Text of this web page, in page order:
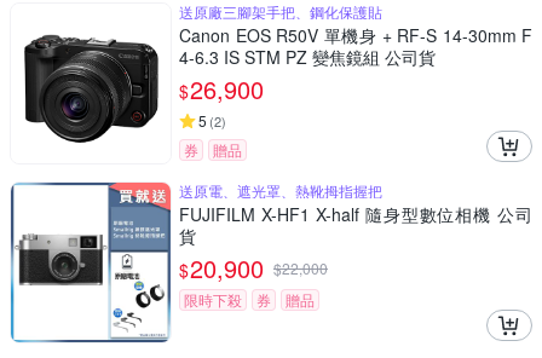
送原廠三腳架手把、鋼化保護貼
Canon EOS R50V 單機身 + RF-S 14-30mm F
4-6.3 IS STM PZ 變焦鏡組 公司貨
$26,900
5 (2)
券
贈品
送原電、遮光罩、熱靴拇指握把
FUJIFILM X-HF1 X-half 隨身型數位相機 公司
貨
$20,900 $22,000
限時下殺
券 贈品